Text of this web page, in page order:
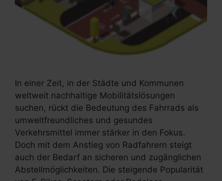
In einer Zeit, in der Städte und Kommunen
weltweit nachhaltige Mobilitätslösungen
suchen, rückt die Bedeutung des Fahrrads als
umweltfreundliches und gesundes
Verkehrsmittel immer stärker in den Fokus.
Doch mit dem Anstieg von Radfahrern steigt
auch der Bedarf an sicheren und zugänglichen
Abstellmöglichkeiten. Die steigende Popularität